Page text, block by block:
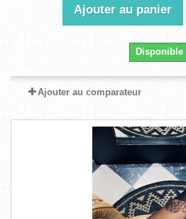
Ajouter au panier
Disponible
Ajouter au comparateur